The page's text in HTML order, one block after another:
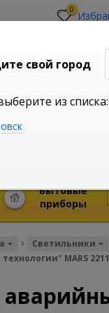
0
МАГАЗИН
Бытовые
приборы
Светильники
MARS
свой город
из списка: